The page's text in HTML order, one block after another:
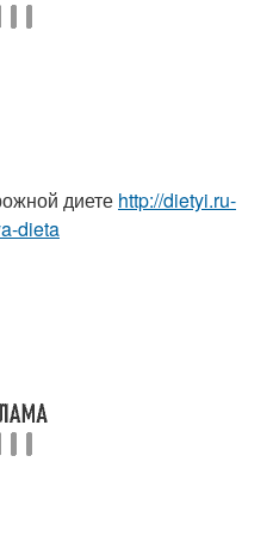
диете http://dietyi.ru-
dieta